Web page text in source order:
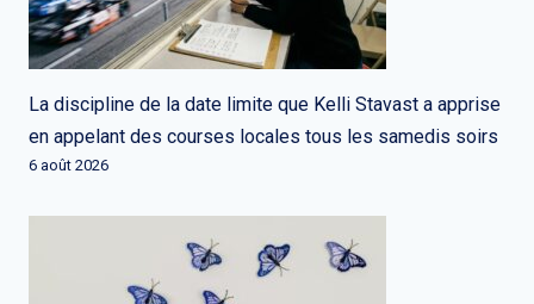
La discipline de la date limite que Kelli Stavast a apprise
en appelant des courses locales tous les samedis soirs
6 août 2026